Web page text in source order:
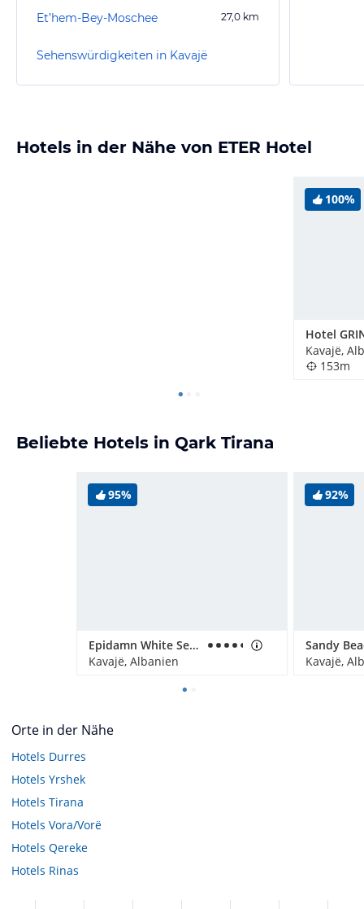
Et’hem-Bey-Moschee 27,0 km
Sehenswürdigkeiten in Kavajë
Hotels in der Nähe von ETER Hotel
100%
Hotel
Kavajë,
153m
Beliebte Hotels in Qark Tirana
95%
Epidamn White Sensation
Kavajë, Albanien
92%
Sandy
Kavajë,
Orte in der Nähe
Hotels Durres
Hotels Yrshek
Hotels Tirana
Hotels Vora/Vorë
Hotels Qereke
Hotels Rinas